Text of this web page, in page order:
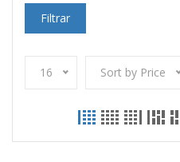
Filtrar
16 Sort by Price